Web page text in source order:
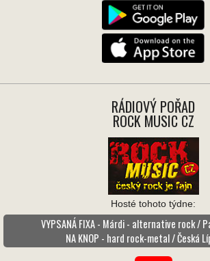
RÁDIOVÝ POŘAD
ROCK MUSIC CZ
Hosté tohoto týdne:
VYPSANÁ FIXA - Márdi - alternative rock /
NA KNOP - hard rock-metal / Česká